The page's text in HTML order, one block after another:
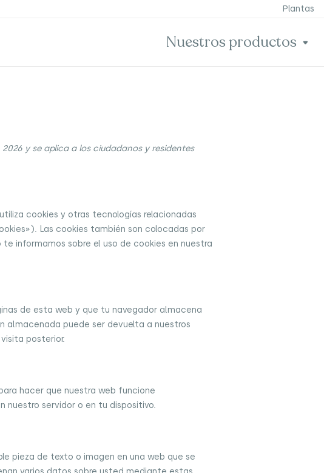
Plantas
Nuestros productos
y se aplica a los ciudadanos y residentes
cookies y otras tecnologías relacionadas
Las cookies también son colocadas por
informamos sobre el uso de cookies en nuestra
de esta web y que tu navegador almacena
almacenada puede ser devuelta a nuestros
posterior.
hacer que nuestra web funcione
servidor o en tu dispositivo.
pieza de texto o imagen en una web que se